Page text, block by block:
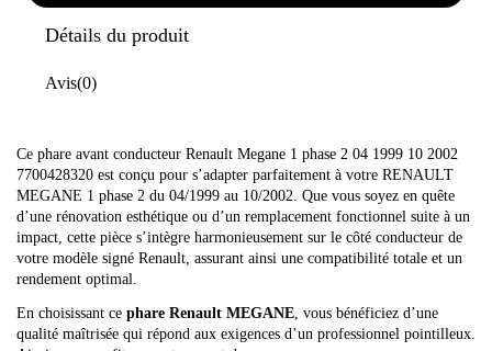
Détails du produit
Avis(0)
Ce phare avant conducteur Renault Megane 1 phase 2 04 1999 10 2002
7700428320 est conçu pour s’adapter parfaitement à votre RENAULT
MEGANE 1 phase 2 du 04/1999 au 10/2002. Que vous soyez en quête
d’une rénovation esthétique ou d’un remplacement fonctionnel suite à un
impact, cette pièce s’intègre harmonieusement sur le côté conducteur de
votre modèle signé Renault, assurant ainsi une compatibilité totale et un
rendement optimal.
En choisissant ce phare Renault MEGANE , vous bénéficiez d’une
qualité maîtrisée qui répond aux exigences d’un professionnel pointilleux.